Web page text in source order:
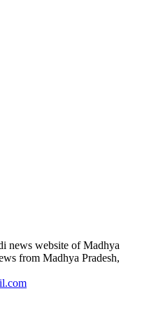
news website of Madhya
from Madhya Pradesh,